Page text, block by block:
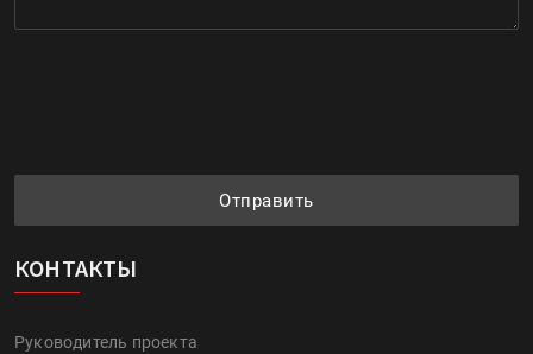
Отправить
КОНТАКТЫ
Руководитель проекта